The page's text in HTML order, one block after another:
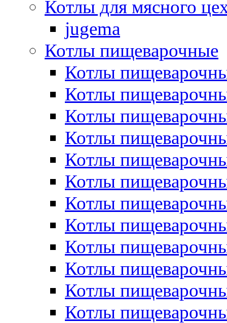
Котлы для мясного
jugema
Котлы пищеварочные
Котлы
Котлы
Котлы
Котлы
Котлы
Котлы
Котлы
Котлы
Котлы
Котлы
Котлы
Котлы